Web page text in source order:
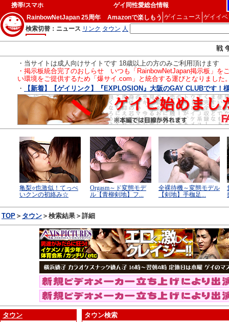
携帯/スマホ
ゲイ同性愛総合情報
RainbowNetJapan 25周年
Amazonで楽しもう ゲイニュース ゲイイ
戦
・当サイトは成人向けサイトです 18歳以上の方のみご利用頂けます
・掲示板統合完了のおしらせ いつも「RainbowNetJapan掲示板」を
い環境をご提供するため「爆サイ.com」と統合する運びとなりました
・
【新着】【ゲイリンク】『EXPLOSION』大阪のGAY CLUBです！
TOP ＞ タウン ＞検索結果＞詳細
タウン
タウン検索